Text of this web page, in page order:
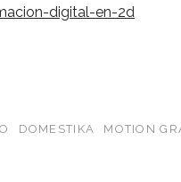
digital-en-2d
DOMESTIKA
MOTION